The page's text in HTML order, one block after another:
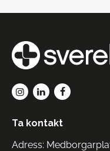
Ta kontakt
Adress: